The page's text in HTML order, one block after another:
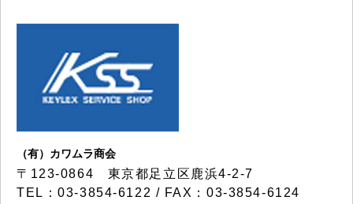
（有）カワムラ商会
〒123-0864 東京都足立区鹿浜4-2-7
TEL：03-3854-6122 / FAX：03-3854-6124